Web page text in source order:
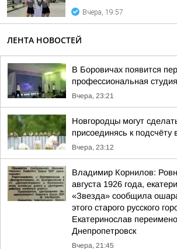
Вчера, 19:57
ЛЕНТА НОВОСТЕЙ
В Боровичах появится
профессиональная
Вчера, 23:21
Новгородцы могут
присоединясь к подсчёту
Вчера, 23:12
Владимир Корнилов:
августа 1926 года,
«Звезда» сообщила
этого старого русского
Екатеринослав
Днепропетровск
Вчера, 21:45